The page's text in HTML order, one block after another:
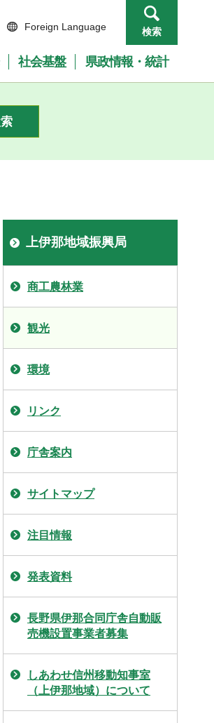
Foreign Language 検索
社会基盤 県政情報・統計
上伊那地域振興局
商工農林業
観光
環境
リンク
庁舎案内
サイトマップ
注目情報
発表資料
長野県伊那合同庁舎自動販
売機設置事業者募集
しあわせ信州移動知事室
（上伊那地域）について